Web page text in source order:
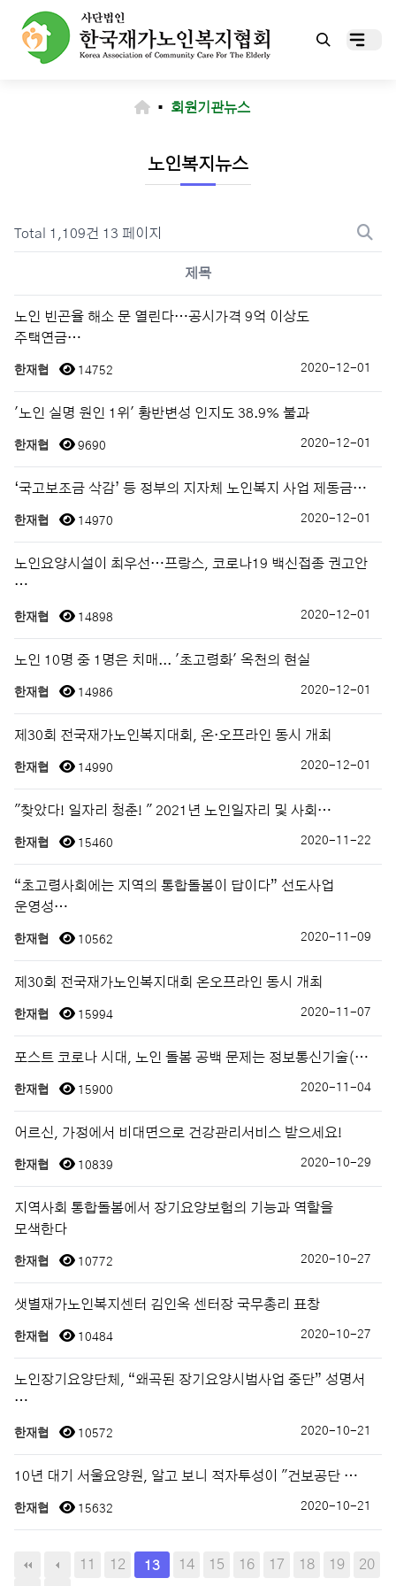
▪ 회원기관뉴스
노인복지뉴스
Total 1,109건 13 페이지
제목
노인 빈곤율 해소 문 열린다…공시가격 9억 이상도
주택연금…
한재협 14752 2020-12-01
'노인 실명 원인 1위' 황반변성 인지도 38.9% 불과
한재협 9690 2020-12-01
‘국고보조금 삭감’ 등 정부의 지자체 노인복지 사업 제동금…
한재협 14970 2020-12-01
노인요양시설이 최우선…프랑스, 코로나19 백신접종 권고안
…
한재협 14898 2020-12-01
노인 10명 중 1명은 치매... '초고령화' 옥천의 현실
한재협 14986 2020-12-01
제30회 전국재가노인복지대회, 온·오프라인 동시 개최
한재협 14990 2020-12-01
″찾았다! 일자리 청춘! ″ 2021년 노인일자리 및 사회…
한재협 15460 2020-11-22
“초고령사회에는 지역의 통합돌봄이 답이다” 선도사업
운영성…
한재협 10562 2020-11-09
제30회 전국재가노인복지대회 온오프라인 동시 개최
한재협 15994 2020-11-07
포스트 코로나 시대, 노인 돌봄 공백 문제는 정보통신기술(…
한재협 15900 2020-11-04
어르신, 가정에서 비대면으로 건강관리서비스 받으세요!
한재협 10839 2020-10-29
지역사회 통합돌봄에서 장기요양보험의 기능과 역할을
모색한다
한재협 10772 2020-10-27
샛별재가노인복지센터 김인옥 센터장 국무총리 표창
한재협 10484 2020-10-27
노인장기요양단체, “왜곡된 장기요양시범사업 중단” 성명서
…
한재협 10572 2020-10-21
10년 대기 서울요양원, 알고 보니 적자투성이 "건보공단 …
한재협 15632 2020-10-21
11 12 13 14 15 16 17 18 19 20